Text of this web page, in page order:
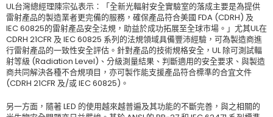
UL台灣總經理陳宗弘表示∶「全新光輻射安全實驗室的落成主要是為提供
雷射產品的製造業者更完備的服務，確保產品符合美國 FDA (CDRH) 及
IEC 60825的雷射產品安全法規，助益於成功拓展至全球市場。」尤其UL在
CDRH 21CFR 及 IEC 60825 系列的法規領域具備豐沛經驗，可為製造商進
行雷射產品的一致性安全評估。針對產品的技術規格安全，UL 除可測試輻
射等級 (Radiation Level)、分級測量結果、判斷適用的安全要求、與製造
商共同解決各種不合規項目，亦可製作能支援產品符合標準的合宜文件
(CDRH 21CFR 及/或 IEC 60825)。
另一方面，隨著 LED 的使用越來越普遍及其功能的不斷完善，與之相關的